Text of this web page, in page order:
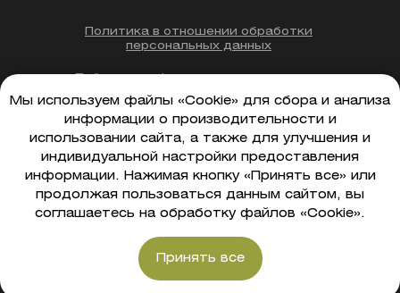
посетить клуб
Мы используем файлы «Cookie» для сбора и анализа
информации о производительности и
использовании сайта, а также для улучшения и
индивидуальной настройки предоставления
информации. Нажимая кнопку «Принять все» или
продолжая пользоваться данным сайтом, вы
соглашаетесь на обработку файлов «Cookie».
Принять все
ООО "СОСЕДИ ТУТ"
ОГРН
1257800011248,
Дата присвоения ОГРН:10.02.2025
Правила клуба
персональных данных
Политика в отношении обработки
персональных данных